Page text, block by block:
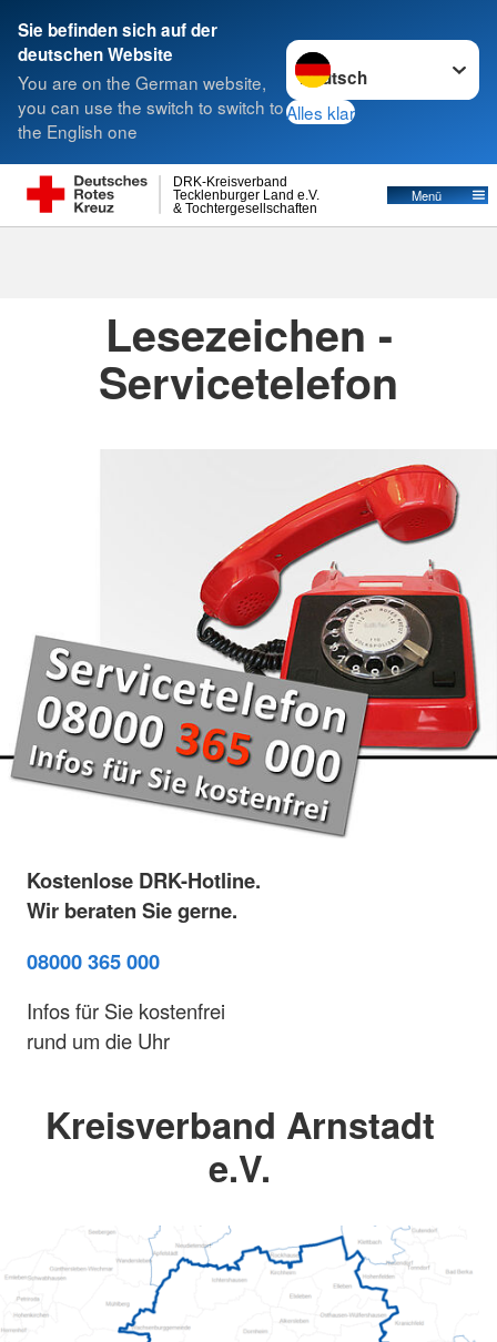
Sie befinden sich auf der
deutschen Website
You are on the German website,
you can use the switch to switch to
the English one
Sprache wechseln zu
Alles klar
& Tochtergesellschaften
Tecklenburger Land e.V.
DRK-Kreisverband
Menü
Suche
Kreisverbände
Lesezeichen -
Servicetelefon
Kostenlose DRK-Hotline.
Wir beraten Sie gerne.
08000 365 000
Infos für Sie kostenfrei
rund um die Uhr
Kreisverband Arnstadt
e.V.